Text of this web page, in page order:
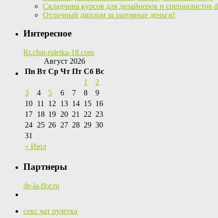
Складчина курсов для дизайнеров и специалистов
Отличный диплом за разумные деньги!
Интересное
Rt.chat-ruletka-18.com
Август 2026
Пн Вт Ср Чт Пт Сб Вс
« Июл
1
2
3
4 5 6 7 8
9
10 11 12 13 14 15 16
17 18 19 20 21 22 23
24 25 26 27 28 29 30
31
Партнеры
de-la-flor.ru
секс чат рулетка